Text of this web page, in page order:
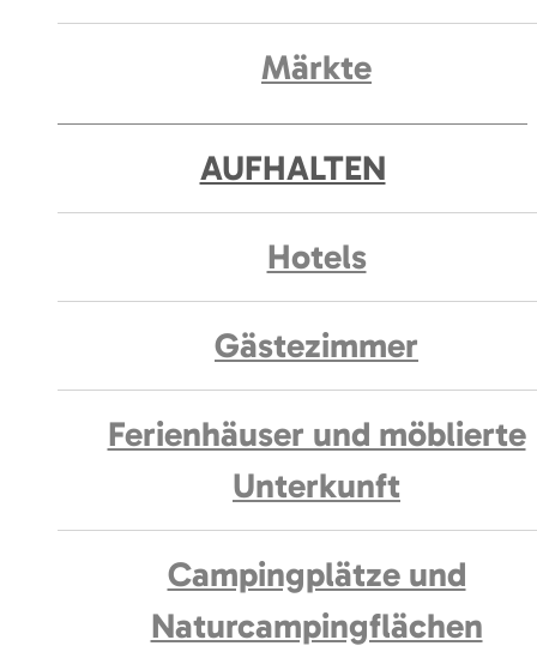
Märkte
AUFHALTEN
Hotels
Gästezimmer
Ferienhäuser und möblierte
Unterkunft
Campingplätze und
Naturcampingflächen